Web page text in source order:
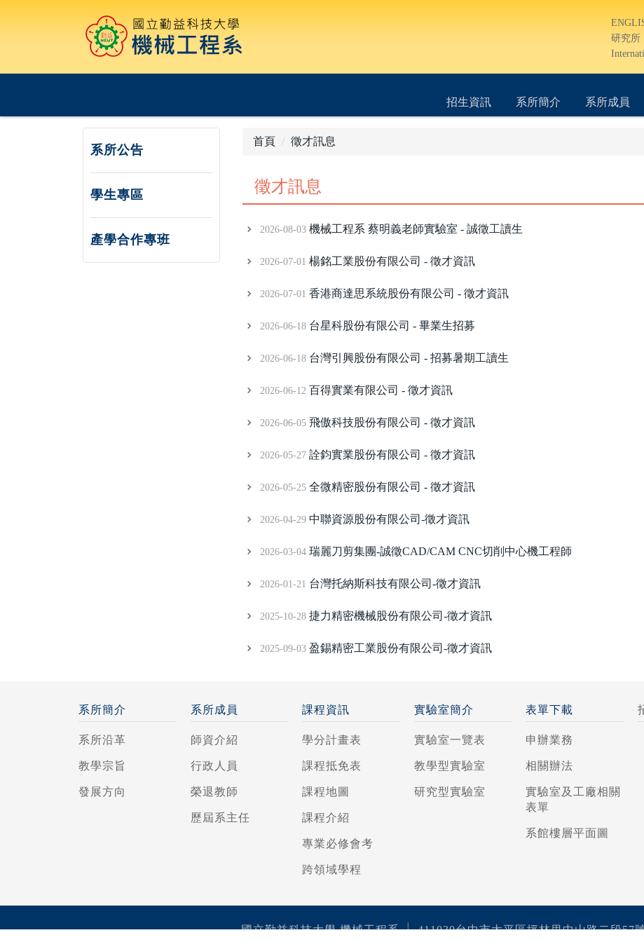
研究所
招生資訊 系所簡介 系所成員
系所公告
學生專區
產學合作專班
首頁 徵才訊息
徵才訊息
2026-08-03 機械工程系 蔡明義老師實驗室 - 誠徵工讀生
2026-07-01 楊銘工業股份有限公司 - 徵才資訊
2026-07-01 香港商達思系統股份有限公司 - 徵才資訊
2026-06-18 台星科股份有限公司 - 畢業生招募
2026-06-18 台灣引興股份有限公司 - 招募暑期工讀生
2026-06-12 百得實業有限公司 - 徵才資訊
2026-06-05 飛傲科技股份有限公司 - 徵才資訊
2026-05-27 詮鈞實業股份有限公司 - 徵才資訊
2026-05-25 全微精密股份有限公司 - 徵才資訊
2026-04-29 中聯資源股份有限公司-徵才資訊
2026-03-04 瑞麗刀剪集團-誠徵CAD/CAM CNC切削中心機工程師
2026-01-21 台灣托納斯科技有限公司-徵才資訊
2025-10-28 捷力精密機械股份有限公司-徵才資訊
2025-09-03 盈錫精密工業股份有限公司-徵才資訊
系所簡介
系所沿革
教學宗旨
發展方向
系所成員
師資介紹
行政人員
榮退教師
歷屆系主任
課程資訊
學分計畫表
課程抵免表
課程地圖
課程介紹
專業必修會考
跨領域學程
實驗室簡介
實驗室一覽表
教學型實驗室
研究型實驗室
表單下載
申辦業務
相關辦法
實驗室及工廠相關
表單
系館樓層平面圖
國立勤益科技大學 機械工程系│411030台中市太平區坪林里中山路二段57